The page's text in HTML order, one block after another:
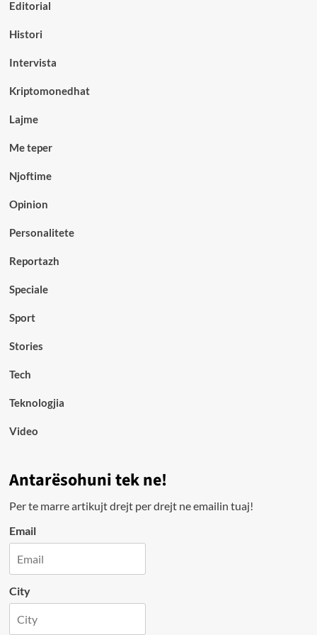
Editorial
Histori
Intervista
Kriptomonedhat
Lajme
Me teper
Njoftime
Opinion
Personalitete
Reportazh
Speciale
Sport
Stories
Tech
Teknologjia
Video
Antarësohuni tek ne!
Per te marre artikujt drejt per drejt ne emailin tuaj!
Email
City